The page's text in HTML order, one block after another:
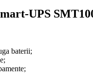
UPS
baterii;